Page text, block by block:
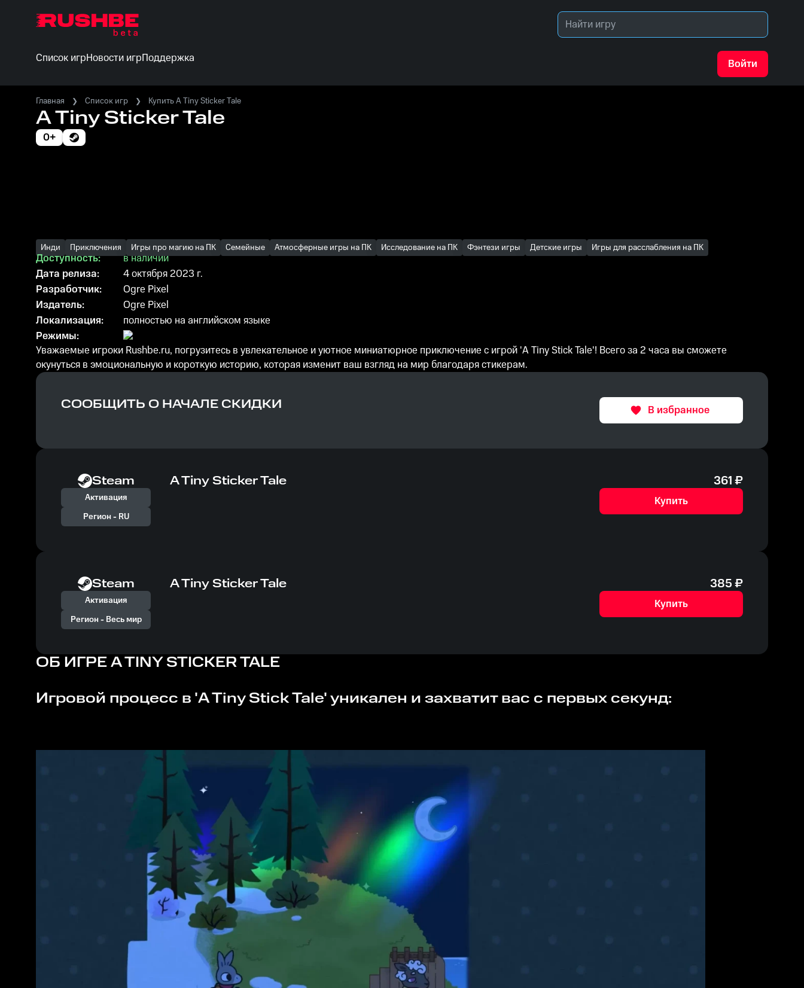
Список игрНовости игрПоддержка Войти
Главная Список игр Купить A Tiny Sticker Tale
A Tiny Sticker Tale
0+
Инди Приключения Игры про магию на ПК Семейные Атмосферные игры на ПК Исследование на ПК Фэнтези игры Детские игры Игры для расслабления на ПК
Доступность:
в наличии
Дата релиза:
4 октября 2023 г.
Разработчик:
Ogre Pixel
Издатель:
Ogre Pixel
Локализация:
полностью на английском языке
Режимы:
Уважаемые игроки Rushbe.ru, погрузитесь в увлекательное и уютное миниатюрное приключение с игрой 'A Tiny Stick Tale'! Всего за 2 часа вы сможете
окунуться в эмоциональную и короткую историю, которая изменит ваш взгляд на мир благодаря стикерам.
СООБЩИТЬ О НАЧАЛЕ СКИДКИ В избранное
Steam
Активация
Регион - RU
A Tiny Sticker Tale 361₽
Купить
Steam
Активация
Регион - Весь мир
A Tiny Sticker Tale 385₽
Купить
ОБ ИГРЕA TINY STICKER TALE
Игровой процесс в 'A Tiny Stick Tale' уникален и захватит вас с первых секунд: